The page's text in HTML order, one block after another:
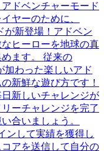
ドベンチャーモード
ヤーのために、
が新登場！アドベン
ヒーローを地球の真
ます。 従来の
加わった楽しいアド
新鮮な遊び方です！
新しいチャレンジが
ーチャレンジを完了
合いましょう。
ンして実績を獲得し
アを送信して自分の